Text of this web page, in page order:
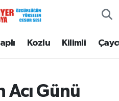
Kozlu Kilimli
Acı Günü